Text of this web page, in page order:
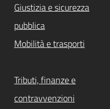
Giustizia e sicurezza
pubblica
Mobilità e trasporti
Tributi, finanze e
contravvenzioni